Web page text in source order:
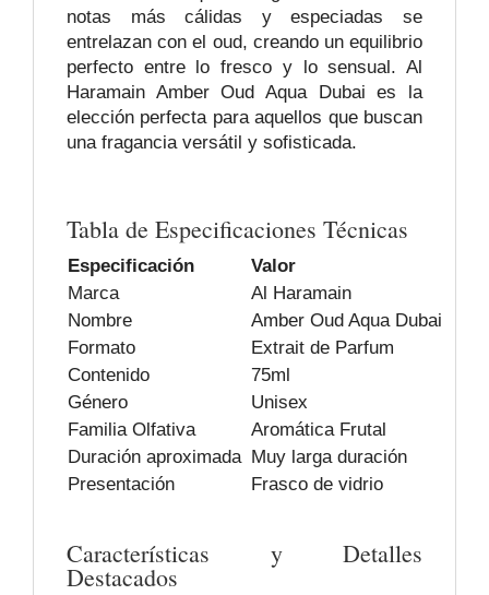
notas más cálidas y especiadas se
entrelazan con el oud, creando un equilibrio
perfecto entre lo fresco y lo sensual. Al
Haramain Amber Oud Aqua Dubai es la
elección perfecta para aquellos que buscan
una fragancia versátil y sofisticada.
Tabla de Especificaciones Técnicas
Especificación
Valor
Marca
Al Haramain
Nombre
Amber Oud Aqua Dubai
Formato
Extrait de Parfum
Contenido
75ml
Género
Unisex
Familia Olfativa
Aromática Frutal
Duración aproximada Muy larga duración
Presentación
Frasco de vidrio
Características y Detalles
Destacados